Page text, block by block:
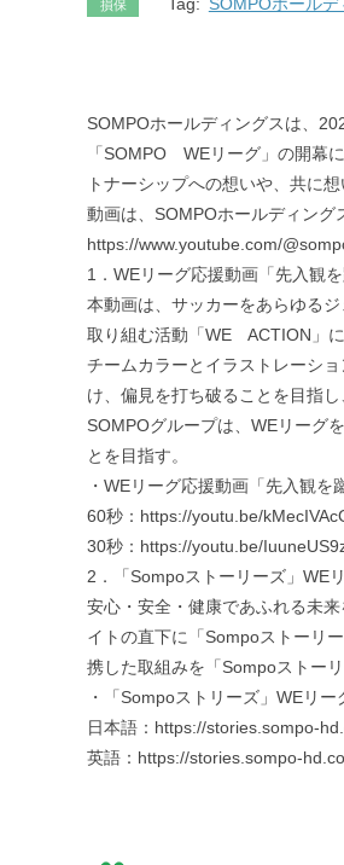
損保
SOMPOホールディングスは、
「SOMPO WEリーグ」の開幕
トナーシップへの想いや、共に
動画は、SOMPOホールディング
https://www.youtube.com/
1．WEリーグ応援動画「先入観
本動画は、サッカーをあらゆる
取り組む活動「WE ACTION」
チームカラーとイラストレーシ
け、偏見を打ち破ることを目指
SOMPOグループは、WEリーグ
とを目指す。
・WEリーグ応援動画「先入観を
60秒：https://youtu.be/
30秒：https://youtu.be/
2．「Sompoストーリーズ」WE
安心・安全・健康であふれる未
イトの直下に「Sompoストーリ
携した取組みを「Sompoストー
・「Sompoストリーズ」WEリー
日本語：https://stories.sompo-
英語：https://stories.sompo-